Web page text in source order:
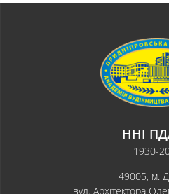
ННІ
1930-
49005, м.
вул. Архітектора